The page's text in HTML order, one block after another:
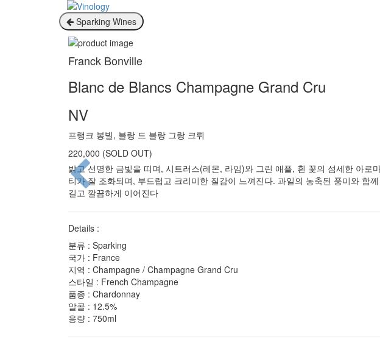
Sparking Wines
Franck Bonville
Blanc de Blancs Champagne Grand Cru
NV
프랭크 봉빌, 블랑 드 블랑 그랑 크뤼
220,000 (SOLD OUT)
밝고 선명한 금빛을 띠며, 시트러스(레몬, 라임)와 그린 애플, 흰 꽃의 섬세한 아로
티가 잘 조화되며, 부드럽고 크리미한 질감이 느껴진다. 과일의 농축된 풍미와 함
길고 깔끔하게 이어진다
Details :
분류 : Sparking
국가 : France
지역 : Champagne / Champagne Grand Cru
스타일 : French Champagne
품종 : Chardonnay
알콜 : 12.5%
용량 : 750ml